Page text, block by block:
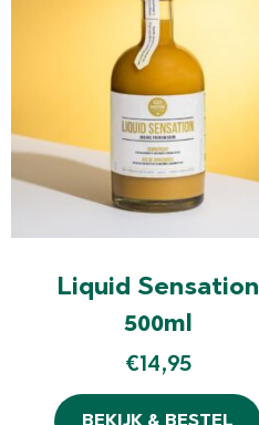
Liquid Sensation
500ml
€14,95
BEKIJK & BESTEL